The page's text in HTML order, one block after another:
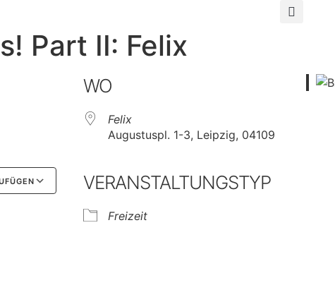
Part II: Felix
WO
Felix
Augustuspl. 1-3, Leipzig, 04109
VERANSTALTUNGSTYP
Freizeit